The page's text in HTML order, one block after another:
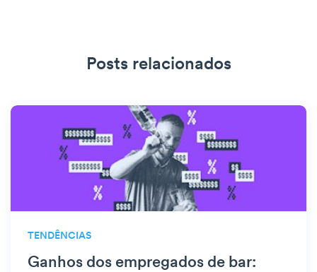
Posts relacionados
TENDÊNCIAS
Ganhos dos empregados de bar: